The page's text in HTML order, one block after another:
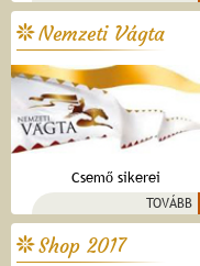
Nemzeti Vágta
Csemő sikerei
TOVÁBB
Shop 2017